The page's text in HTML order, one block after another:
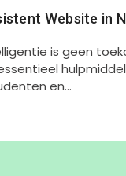
Website in
is geen
en…